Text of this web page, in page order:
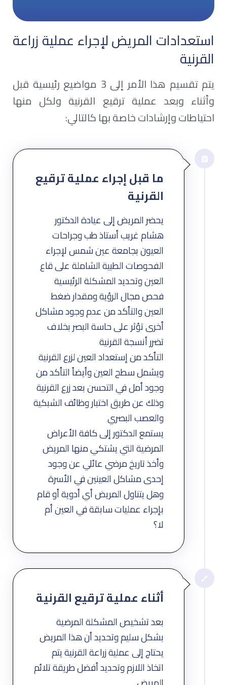
استعدادات المريض لإجراء عملية زراعة
القرنية
يتم تقسيم هذا الأمر إلى 3 مواضيع رئيسية قبل
وأثناء وبعد عملية ترقيع القرنية ولكل منها
احتياطات وإرشادات خاصة بها كالتالي:
ما قبل إجراء عملية ترقيع
القرنية
يحضر المريض إلى عيادة الدكتور
هشام غريب أستاذ طب وجراحات
العيون بجامعة عين شمس لإجراء
الفحوصات الطبية الشاملة على قاع
العين وتحديد المشكلة الرئيسية
فحص مجال الرؤية ومقدار ضغط
العين والتأكد من عدم وجود مشاكل
أخرى تؤثر على حاسة البصر بخلاف
تضرر أنسجة القرنية
التأكد من إستعداد العين لزرع القرنية
ويشمل سطح العين وأيضاً التأكد من
وجود أمل في التحسن بعد زرع القرنية
وذلك عن طريق اختبار وظائف الشبكية
والعصب البصري
يستمع الدكتور إلى كافة الأعراض
المرضية التي يشتكي منها المريض
وأخذ تاريخ مرضي عائلي عن وجود
إحدى مشاكل العينين في الأسرة
وهل يتناول المريض أي أدوية أو قام
بإجراء عمليات سابقة في العين أم
لا؟
أثناء عملية ترقيع القرنية
بعد تشخيص المشكلة المرضية
بشكل سليم وتحديد أن هذا المريض
يحتاج إلى عملية زراعة القرنية يتم
اتخاذ اللازم وتحديد أفضل طريقة تلائم